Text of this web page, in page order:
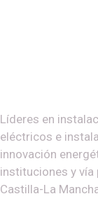
Líderes en
eléctricos e
innovación
instituciones y vía
Castilla-La